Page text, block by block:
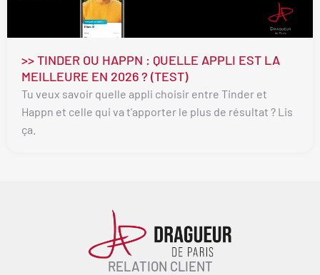
>> TINDER OU HAPPN : QUELLE APPLI EST LA
MEILLEURE EN 2026 ? (TEST)
Tu veux savoir quelle appli choisir entre Tinder et
Happn et celle qui va t'apporter le plus de résultat ? Lis
ça.
RELATION CLIENT